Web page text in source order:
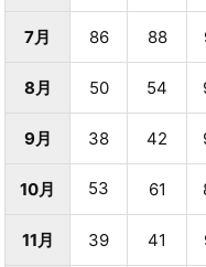
7月 86 88
8月 50 54
9月 38 42
10月 53 61
11月 39 41